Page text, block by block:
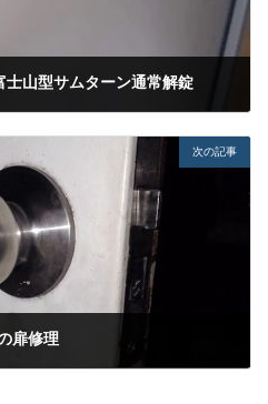
士山型サムターン通常解錠
次の記事
扉修理